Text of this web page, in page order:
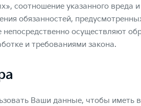
соотношение указанного
обязанностей,
непосредственно осуществляют
и требованиями закона.
Ваши данные, чтобы иметь